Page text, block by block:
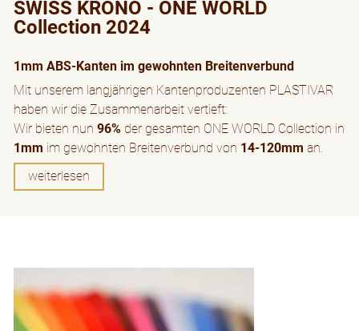
SWISS KRONO - ONE WORLD
Collection 2024
1mm ABS-Kanten im gewohnten Breitenverbund
Mit unserem langjährigen Kantenproduzenten PLASTIVAR
haben wir die Zusammenarbeit vertieft:
Wir bieten nun 96% der gesamten ONE WORLD Collection in
1mm im gewohnten Breitenverbund von 14-120mm an.
weiterlesen